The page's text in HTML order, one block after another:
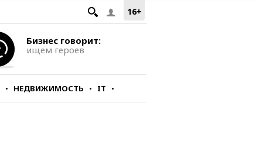
16+
Бизнес говорит:
ищем героев
НЕДВИЖИМОСТЬ IT